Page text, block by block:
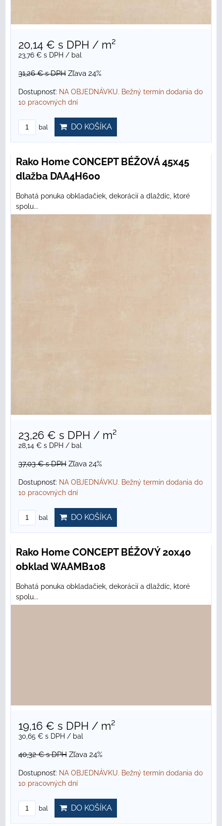
20,14 € s DPH / m²
23,76 € s DPH / bal
31,26 €s DPH Zľava 24%
Dostupnosť: NA OBJEDNÁVKU. Bežný termín dodania do
10 pracovných dní
bal DO KOŠÍKA
Rako Home CONCEPT BÉŽOVÁ 45x45
dlažba DAA4H600
Bohatá ponuka obkladačiek, dekorácií a dlaždíc, ktoré
spolu...
23,26 € s DPH / m²
28,14 € s DPH / bal
37,03 €s DPH Zľava 24%
Dostupnosť: NA OBJEDNÁVKU. Bežný termín dodania do
10 pracovných dní
bal DO KOŠÍKA
Rako Home CONCEPT BÉŽOVÝ 20x40
obklad WAAMB108
Bohatá ponuka obkladačiek, dekorácií a dlaždíc, ktoré
spolu...
19,16 € s DPH / m²
30,65 € s DPH / bal
40,32 €s DPH Zľava 24%
Dostupnosť: NA OBJEDNÁVKU. Bežný termín dodania do
10 pracovných dní
bal DO KOŠÍKA